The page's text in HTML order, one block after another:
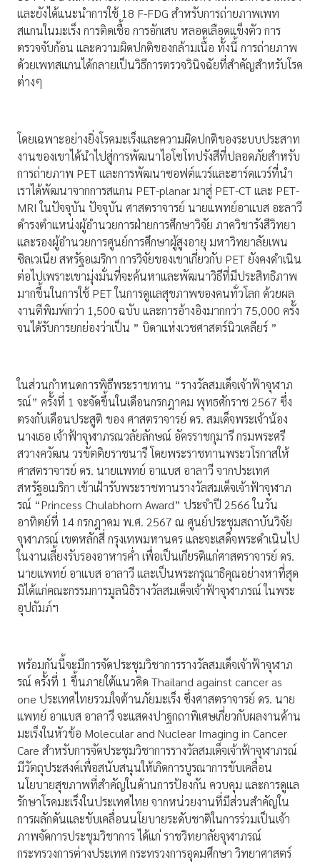
และยังได้แนะนำการใช้ 18 F-FDG สำหรับการถ่ายภาพเพท
สแกนในมะเร็ง การติดเชื้อ การอักเสบ หลอดเลือดแข็งตัว การ
ตรวจจับก้อน และความผิดปกติของกล้ามเนื้อ ทั้งนี้ การถ่ายภาพ
ด้วยเพทสแกนได้กลายเป็นวิธีการตรวจวินิจฉัยที่สำคัญสำหรับโรค
ต่างๆ
โดยเฉพาะอย่างยิ่งโรคมะเร็งและความผิดปกติของระบบประสาท
งานของเขาได้นำไปสู่การพัฒนาไอโซโทปรังสีที่ปลอดภัยสำหรับ
การถ่ายภาพ PET และการพัฒนาซอฟต์แวร์และฮาร์ดแวร์ที่นำ
เราได้พัฒนาจากการสแกน PET-planar มาสู่ PET-CT และ PET-
MRI ในปัจจุบัน ปัจจุบัน ศาสตราจารย์ นายแพทย์อาแบส อะลาวี
ดำรงตำแหน่งผู้อำนวยการฝ่ายการศึกษาวิจัย ภาควิชารังสีวิทยา
และรองผู้อำนวยการศูนย์การศึกษาผู้สูงอายุ มหาวิทยาลัยเพน
ซิลเวเนีย สหรัฐอเมริกา การวิจัยของเขาเกี่ยวกับ PET ยังคงดำเนิน
ต่อไปเพราะเขามุ่งมั่นที่จะค้นหาและพัฒนาวิธีที่มีประสิทธิภาพ
มากขึ้นในการใช้ PET ในการดูแลสุขภาพของคนทั่วโลก ด้วยผล
งานตีพิมพ์กว่า 1,500 ฉบับ และการอ้างอิงมากกว่า 75,000 ครั้ง
จนได้รับการยกย่องว่าเป็น ” บิดาแห่งเวชศาสตร์นิวเคลียร์ ”
ในส่วนกำหนดการพิธีพระราชทาน “รางวัลสมเด็จเจ้าฟ้าจุฬาภ
รณ์” ครั้งที่ 1 จะจัดขึ้นในเดือนกรกฎาคม พุทธศักราช 2567 ซึ่ง
ตรงกับเดือนประสูติ ของ ศาสตราจารย์ ดร. สมเด็จพระเจ้าน้อง
นางเธอ เจ้าฟ้าจุฬาภรณวลัยลักษณ์ อัครราชกุมารี กรมพระศรี
สวางควัฒน วรขัตติยราชนารี โดยพระราชทานพระวโรกาสให้
ศาสตราจารย์ ดร. นายแพทย์ อาแบส อาลาวี จากประเทศ
สหรัฐอเมริกา เข้าเฝ้ารับพระราชทานรางวัลสมเด็จเจ้าฟ้าจุฬาภ
รณ์ “Princess Chulabhorn Award” ประจำปี 2566 ในวัน
อาทิตย์ที่ 14 กรกฎาคม พ.ศ. 2567 ณ ศูนย์ประชุมสถาบันวิจัย
จุฬาภรณ์ เขตหลักสี่ กรุงเทพมหานคร และจะเสด็จพระดำเนินไป
ในงานเลี้ยงรับรองอาหารค่ำ เพื่อเป็นเกียรติแก่ศาสตราจารย์ ดร.
นายแพทย์ อาแบส อาลาวี และเป็นพระกรุณาธิคุณอย่างหาที่สุด
มิได้แก่คณะกรรมการมูลนิธิรางวัลสมเด็จเจ้าฟ้าจุฬาภรณ์ ในพระ
อุปถัมภ์ฯ
พร้อมกันนี้จะมีการจัดประชุมวิชาการรางวัลสมเด็จเจ้าฟ้าจุฬาภ
รณ์ ครั้งที่ 1 ขึ้นภายใต้แนวคิด Thailand against cancer as
one ประเทศไทยรวมใจต้านภัยมะเร็ง ซึ่งศาสตราจารย์ ดร. นาย
แพทย์ อาแบส อาลาวี จะแสดงปาฐกถาพิเศษเกี่ยวกับผลงานด้าน
มะเร็งในหัวข้อ Molecular and Nuclear Imaging in Cancer
Care สำหรับการจัดประชุมวิชาการรางวัลสมเด็จเจ้าฟ้าจุฬาภรณ์
มีวัตถุประสงค์เพื่อสนับสนุนให้เกิดการบูรณาการขับเคลื่อน
นโยบายสุขภาพที่สำคัญในด้านการป้องกัน ควบคุม และการดูแล
รักษาโรคมะเร็งในประเทศไทย จากหน่วยงานที่มีส่วนสำคัญใน
การผลักดันและขับเคลื่อนนโยบายระดับชาติในการร่วมเป็นเจ้า
ภาพจัดการประชุมวิชาการ ได้แก่ ราชวิทยาลัยจุฬาภรณ์
กระทรวงการต่างประเทศ กระทรวงการอุดมศึกษา วิทยาศาสตร์